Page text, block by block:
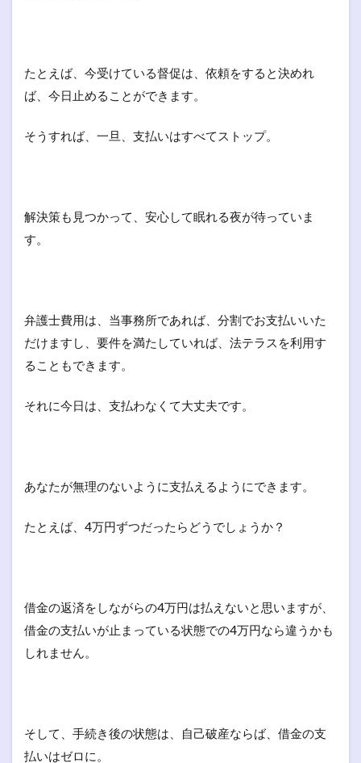
たとえば、今受けている督促は、依頼をすると決めれ
ば、今日止めることができます。
そうすれば、一旦、支払いはすべてストップ。
解決策も見つかって、安心して眠れる夜が待っていま
す。
弁護士費用は、当事務所であれば、分割でお支払いいた
だけますし、要件を満たしていれば、法テラスを利用す
ることもできます。
それに今日は、支払わなくて大丈夫です。
あなたが無理のないように支払えるようにできます。
たとえば、4万円ずつだったらどうでしょうか？
借金の返済をしながらの4万円は払えないと思いますが、
借金の支払いが止まっている状態での4万円なら違うかも
しれません。
そして、手続き後の状態は、自己破産ならば、借金の支
払いはゼロに。